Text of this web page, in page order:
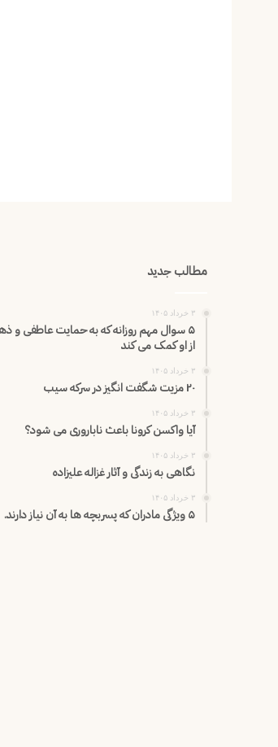
مطالب جدید
۳ خرداد ۱۴۰۵
۵ سوال مهم روزانه که به حمایت عاطفی و
از او کمک می کند
۳ خرداد ۱۴۰۵
۲۰ مزیت شگفت انگیز در سرکه سیب
۳ خرداد ۱۴۰۵
آیا واکسن کرونا باعث ناباروری می شود؟
۳ خرداد ۱۴۰۵
نگاهی به زندگی و آثار غزاله علیزاده
۳ خرداد ۱۴۰۵
۵ ویژگی مادران که پسربچه ها به آن نیاز دارند.